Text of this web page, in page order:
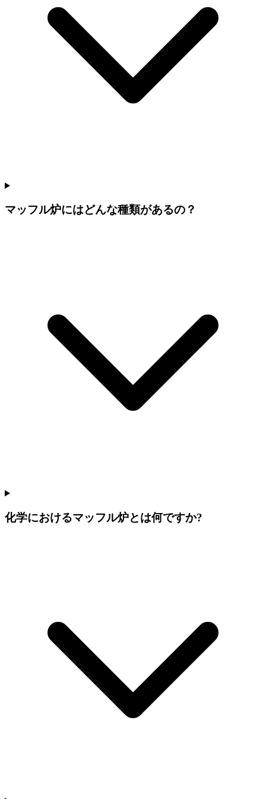
マッフル炉にはどんな種類があるの？
化学におけるマッフル炉とは何ですか?